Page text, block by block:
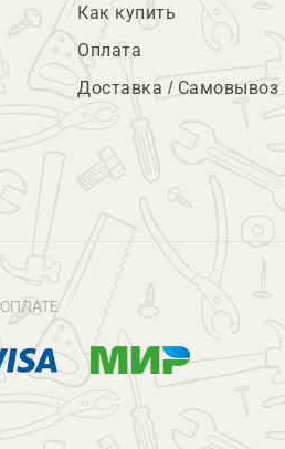
Как купить
Оплата
Доставка / Самовывоз